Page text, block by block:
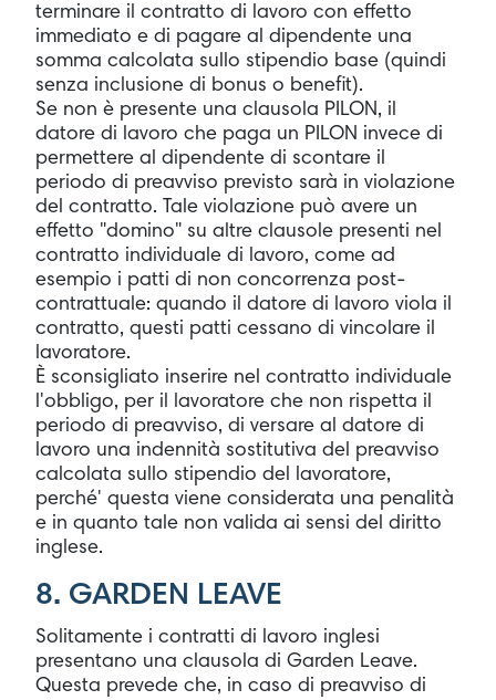
terminare il contratto di lavoro con effetto
immediato e di pagare al dipendente una
somma calcolata sullo stipendio base (quindi
senza inclusione di bonus o benefit).
Se non è presente una clausola PILON, il
datore di lavoro che paga un PILON invece di
permettere al dipendente di scontare il
periodo di preavviso previsto sarà in violazione
del contratto. Tale violazione può avere un
effetto "domino" su altre clausole presenti nel
contratto individuale di lavoro, come ad
esempio i patti di non concorrenza post-
contrattuale: quando il datore di lavoro viola il
contratto, questi patti cessano di vincolare il
lavoratore.
È sconsigliato inserire nel contratto individuale
l'obbligo, per il lavoratore che non rispetta il
periodo di preavviso, di versare al datore di
lavoro una indennità sostitutiva del preavviso
calcolata sullo stipendio del lavoratore,
perché' questa viene considerata una penalità
e in quanto tale non valida ai sensi del diritto
inglese.
8. GARDEN LEAVE
Solitamente i contratti di lavoro inglesi
presentano una clausola di Garden Leave.
Questa prevede che, in caso di preavviso di